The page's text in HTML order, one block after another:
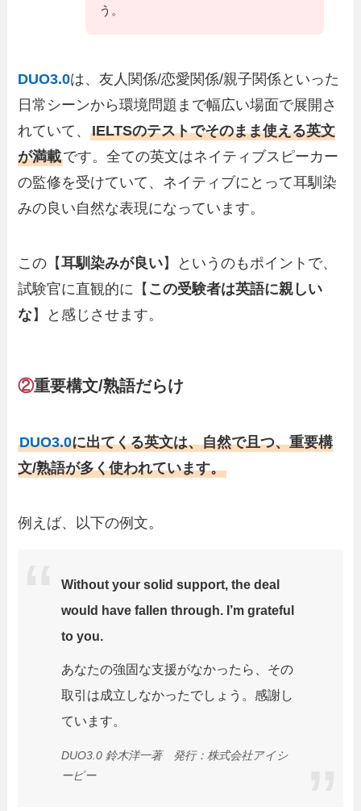
う。
DUO3.0は、友人関係/恋愛関係/親子関係といった
日常シーンから環境問題まで幅広い場面で展開さ
れていて、IELTSのテストでそのまま使える英文
が満載です。全ての英文はネイティブスピーカー
の監修を受けていて、ネイティブにとって耳馴染
みの良い自然な表現になっています。
この【耳馴染みが良い】というのもポイントで、
試験官に直観的に【 この受験者は英語に親しい
な】と感じさせます。
②重要構文/熟語だらけ
DUO3.0に出てくる英文は、自然で且つ、重要構
文/熟語が多く使われています。
例えば、以下の例文。
Without your solid support, the deal
would have fallen through. I’m grateful
to you.
あなたの強固な支援がなかったら、その
取引は成立しなかったでしょう。感謝し
ています。
DUO3.0 鈴木洋一著 発行：株式会社アイシ
ーピー